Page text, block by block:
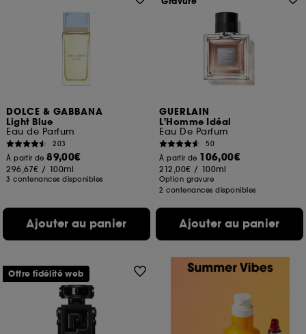
DOLCE & GABBANA
Light Blue
Eau de Parfum
203
À partir de89,00€
296,67€ / 100ml
3 contenances disponibles
Ajouter au panier
GUERLAIN
L'Homme Idéal
Eau De Parfum
50
À partir de 106,00€
212,00€ / 100ml
Option gravure
2 contenances disponibles
Ajouter au panier
Offre fidélité web